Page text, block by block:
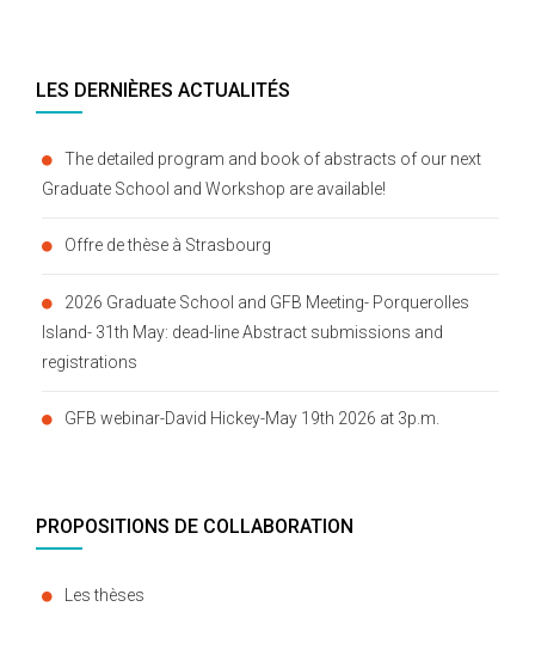
LES DERNIÈRES ACTUALITÉS
The detailed program and book of abstracts of our next
Graduate School and Workshop are available!
Offre de thèse à Strasbourg
2026 Graduate School and GFB Meeting- Porquerolles
Island- 31th May: dead-line Abstract submissions and
registrations
GFB webinar-David Hickey-May 19th 2026 at 3p.m.
PROPOSITIONS DE COLLABORATION
Les thèses